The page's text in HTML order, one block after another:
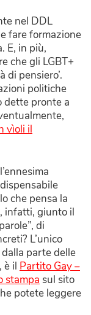
nel DDL
fare formazione
E, in più,
che gli LGBT+
di pensiero’.
politiche
dette pronte a
vìoli il
che pensa la
infatti, giunto il
di
L’unico
parte delle
è il Partito Gay –
stampa sul sito
potete leggere